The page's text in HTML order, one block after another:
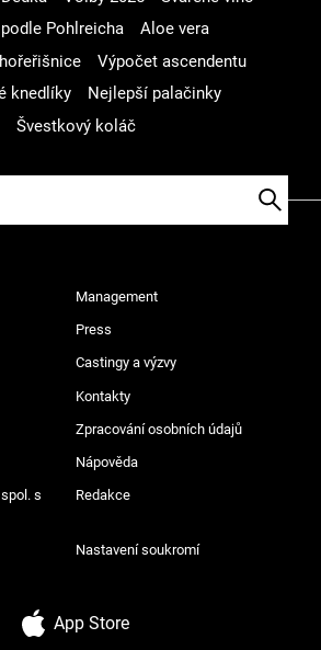
Pohlreicha
Aloe vera
Výpočet ascendentu
knedlíky
Nejlepší palačinky
Švestkový koláč
Management
Press
Castingy a výzvy
Kontakty
Zpracování osobních údajů
Nápověda
s
Redakce
Nastavení soukromí
App Store